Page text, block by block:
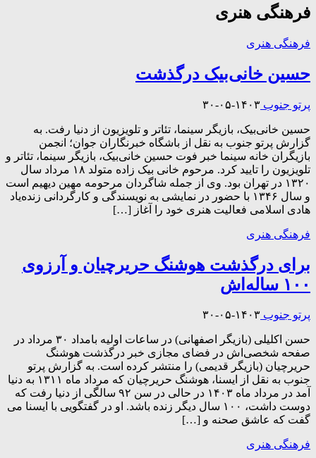
فرهنگی هنری
فرهنگی هنری
حسین خانی‌بیک درگذشت
پرتو جنوب ۱۴۰۳-۰۵-۳۰
حسین خانی‌بیک، بازیگر سینما، تئاتر و تلویزیون از دنیا رفت. به
گزارش پرتو جنوب به نقل از باشگاه خبرنگاران جوان؛ انجمن
بازیگران خانه سینما خبر فوت حسین خانی‌بیک، بازیگر سینما، تئاتر و
تلویزیون را تایید کرد. مرحوم خانی بیک زاده متولد ۱۸ مرداد سال
۱۳۲۰ در تهران بود. وی از جمله شاگردان مرحومه مهین دیهیم است
و سال ۱۳۴۶ با حضور در نمایشی به نویسندگی و کارگردانی زنده‌یاد
هادی اسلامی فعالیت هنری خود را آغاز […]
فرهنگی هنری
برای درگذشت هوشنگ حریرچیان و آرزوی
۱۰۰ ساله‌اش
پرتو جنوب ۱۴۰۳-۰۵-۳۰
حسن اکلیلی (بازیگر اصفهانی) در ساعات اولیه بامداد ۳۰ مرداد در
صفحه شخصی‌اش در فضای مجازی خبر درگذشت هوشنگ
حریرچیان (بازیگر قدیمی) را منتشر کرده است. به گزارش پرتو
جنوب به نقل از ایسنا، هوشنگ حریرچیان که مرداد ماه ۱۳۱۱ به دنیا
آمد در مرداد ماه ۱۴۰۳ در حالی در سن ۹۲ سالگی از دنیا رفت که
دوست داشت، ۱۰۰ سال دیگر زنده باشد. او در گفتگویی با ایسنا می
گفت که عاشق صحنه و […]
فرهنگی هنری